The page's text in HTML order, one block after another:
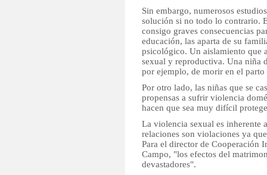
Sin embargo, numerosos
solución si no todo lo contrario.
consigo graves consecuencias
educación, las aparta de su
psicológico. Un aislamiento que
sexual y reproductiva. Una niña
por ejemplo, de morir en el
Por otro lado, las niñas que se
propensas a sufrir violencia
hacen que sea muy difícil
La violencia sexual es
relaciones son violaciones ya
Para el director de Cooperación
Campo, "los efectos del
devastadores".